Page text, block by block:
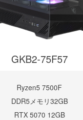
GKB2-75F57
Ryzen5 7500F
DDR5メモリ32GB
RTX 5070 12GB